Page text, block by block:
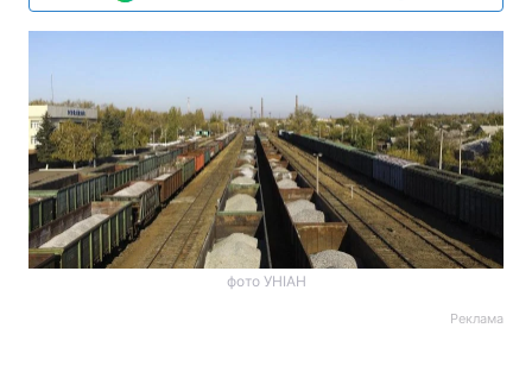
фото УНІАН
Реклама